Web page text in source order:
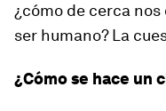
¿cómo de cerca
ser humano? La
¿Cómo se hace un